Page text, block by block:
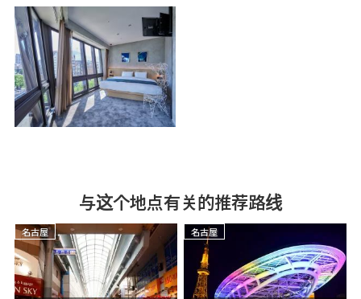
与这个地点有关的推荐路线
名古屋 名古屋